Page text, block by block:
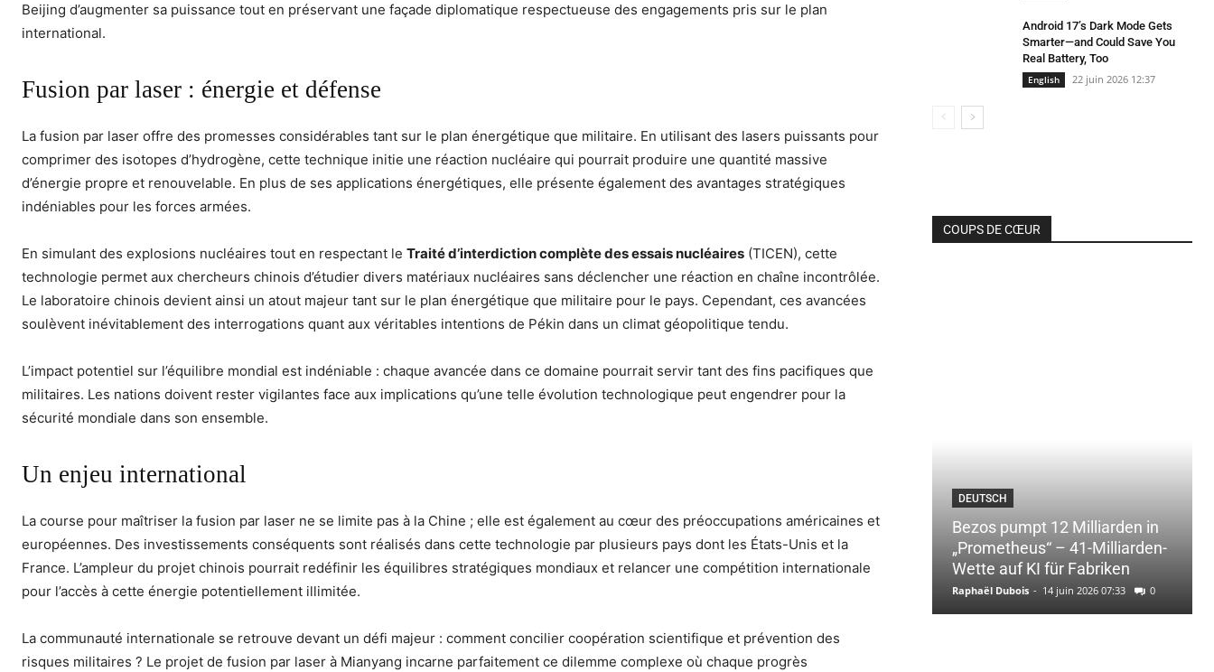
Beijing d’augmenter sa puissance tout en préservant une façade diplomatique respectueuse des engagements pris sur le plan
international.
Fusion par laser : énergie et défense
La fusion par laser offre des promesses considérables tant sur le plan énergétique que militaire. En utilisant des lasers puissants pour
comprimer des isotopes d’hydrogène, cette technique initie une réaction nucléaire qui pourrait produire une quantité massive
d’énergie propre et renouvelable. En plus de ses applications énergétiques, elle présente également des avantages stratégiques
indéniables pour les forces armées.
En simulant des explosions nucléaires tout en respectant le Traité d’interdiction complète des essais nucléaires (TICEN), cette
technologie permet aux chercheurs chinois d’étudier divers matériaux nucléaires sans déclencher une réaction en chaîne incontrôlée.
Le laboratoire chinois devient ainsi un atout majeur tant sur le plan énergétique que militaire pour le pays. Cependant, ces avancées
soulèvent inévitablement des interrogations quant aux véritables intentions de Pékin dans un climat géopolitique tendu.
L’impact potentiel sur l’équilibre mondial est indéniable : chaque avancée dans ce domaine pourrait servir tant des fins pacifiques que
militaires. Les nations doivent rester vigilantes face aux implications qu’une telle évolution technologique peut engendrer pour la
sécurité mondiale dans son ensemble.
Un enjeu international
La course pour maîtriser la fusion par laser ne se limite pas à la Chine ; elle est également au cœur des préoccupations américaines et
européennes. Des investissements conséquents sont réalisés dans cette technologie par plusieurs pays dont les États-Unis et la
France. L’ampleur du projet chinois pourrait redéfinir les équilibres stratégiques mondiaux et relancer une compétition internationale
pour l’accès à cette énergie potentiellement illimitée.
La communauté internationale se retrouve devant un défi majeur : comment concilier coopération scientifique et prévention des
risques militaires ? Le projet de fusion par laser à Mianyang incarne parfaitement ce dilemme complexe où chaque progrès
Android 17’s Dark Mode Gets
Smarter—and Could Save You
Real Battery, Too
English 22 juin 2026 12:37
COUPS DE CŒUR
DEUTSCH
Bezos pumpt 12 Milliarden in
„Prometheus“ – 41-Milliarden-
Wette auf KI für Fabriken
Raphaël Dubois - 14 juin 2026 07:33 0